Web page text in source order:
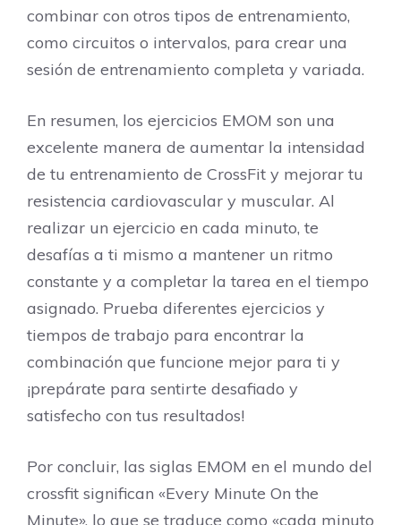
combinar con otros tipos de entrenamiento,
como circuitos o intervalos, para crear una
sesión de entrenamiento completa y variada.
En resumen, los ejercicios EMOM son una
excelente manera de aumentar la intensidad
de tu entrenamiento de CrossFit y mejorar tu
resistencia cardiovascular y muscular. Al
realizar un ejercicio en cada minuto, te
desafías a ti mismo a mantener un ritmo
constante y a completar la tarea en el tiempo
asignado. Prueba diferentes ejercicios y
tiempos de trabajo para encontrar la
combinación que funcione mejor para ti y
¡prepárate para sentirte desafiado y
satisfecho con tus resultados!
Por concluir, las siglas EMOM en el mundo del
crossfit significan «Every Minute On the
Minute», lo que se traduce como «cada minuto